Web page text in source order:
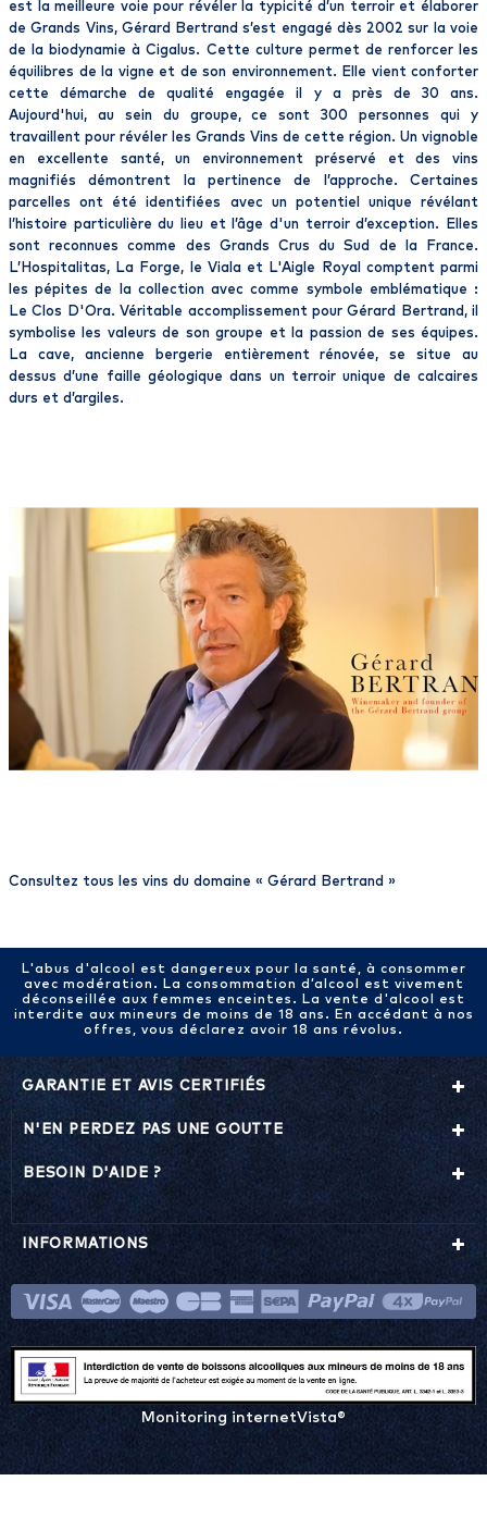
est la meilleure voie pour révéler la typicité d’un terroir et élaborer
de Grands Vins, Gérard Bertrand s’est engagé dès 2002 sur la voie
de la biodynamie à Cigalus. Cette culture permet de renforcer les
équilibres de la vigne et de son environnement. Elle vient conforter
cette démarche de qualité engagée il y a près de 30 ans.
Aujourd'hui, au sein du groupe, ce sont 300 personnes qui y
travaillent pour révéler les Grands Vins de cette région. Un vignoble
en excellente santé, un environnement préservé et des vins
magnifiés démontrent la pertinence de l’approche. Certaines
parcelles ont été identifiées avec un potentiel unique révélant
l’histoire particulière du lieu et l’âge d'un terroir d’exception. Elles
sont reconnues comme des Grands Crus du Sud de la France.
L’Hospitalitas, La Forge, le Viala et L'Aigle Royal comptent parmi
les pépites de la collection avec comme symbole emblématique :
Le Clos D'Ora. Véritable accomplissement pour Gérard Bertrand, il
symbolise les valeurs de son groupe et la passion de ses équipes.
La cave, ancienne bergerie entièrement rénovée, se situe au
dessus d’une faille géologique dans un terroir unique de calcaires
durs et d’argiles.
Consultez tous les vins du domaine « Gérard Bertrand »
L'abus d'alcool est dangereux pour la santé, à consommer
avec modération. La consommation d’alcool est vivement
déconseillée aux femmes enceintes. La vente d'alcool est
interdite aux mineurs de moins de 18 ans. En accédant à nos
offres, vous déclarez avoir 18 ans révolus.
GARANTIE ET AVIS CERTIFIÉS
N'EN PERDEZ PAS UNE GOUTTE
BESOIN D'AIDE ?
INFORMATIONS
Monitoring internetVista®